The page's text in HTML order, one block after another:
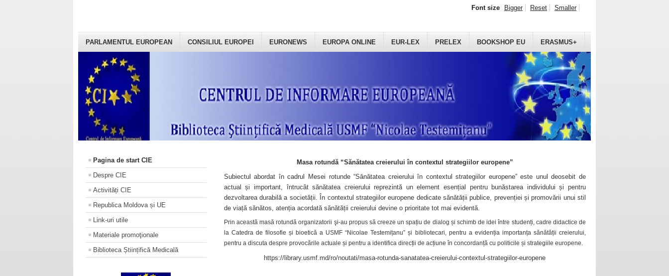
PARLAMENTUL EUROPEAN CONSILIUL EUROPEI EURONEWS EUROPA ONLINE EUR-LEX PRELEX BOOKSHOP EU ERASMUS+
Font size Bigger Reset Smaller
Pagina de start CIE
Despre CIE
Activități CIE
Republica Moldova și UE
Link-uri utile
Materiale promoţionale
Biblioteca Științifică Medicală
Masa rotundă “Sănătatea creierului în contextul strategiilor europene”
Subiectul abordat în cadrul Mesei rotunde “Sănătatea creierului în contextul strategiilor europene” este unul deosebit de
actual și important, întrucât sănătatea creierului reprezintă un element esențial pentru bunăstarea individului și pentru
dezvoltarea durabilă a societății. În contextul strategiilor europene dedicate sănătății publice, prevenției și promovării unui stil
de viață sănătos, atenția acordată sănătății creierului devine o prioritate tot mai evidentă.
Prin această masă rotundă organizatorii şi-au propus să creeze un spațiu de dialog și schimb de idei între studenți, cadre didactice de
la Catedra de filosofie și bioetică a USMF “Nicolae Testemițanu” și bibliotecari, pentru a evidenția importanța sănătății creierului,
pentru a discuta despre provocările actuale și pentru a identifica direcții de acțiune în concordanță cu politicile și strategiile europene.
https://library.usmf.md/ro/noutati/masa-rotunda-sanatatea-creierului-contextul-strategiilor-europene